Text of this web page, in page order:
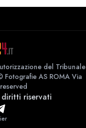
del Tribunale
AS ROMA Via
riservati